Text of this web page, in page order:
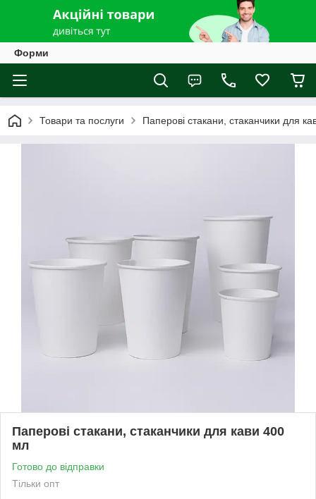
Форми
Товари та послуги Паперові стакани, стаканчики для
Паперові стакани, стаканчики для кави 400
мл
Готово до відправки
Тільки опт